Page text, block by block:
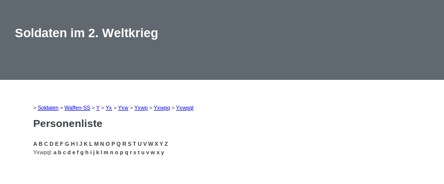
Soldaten im 2. Weltkrieg
>Soldaten >Waffen-SS >Y >Yx >Yxw >Yxwp >Yxwpq >Yxwpql
Personenliste
A B C D E F G H I J K L M N O P Q R S T U V W X Y Z
Yxwpql:a b c d e f g h i j k l m n o p q r s t u v w x y